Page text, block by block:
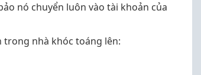
nó chuyển luôn vào tài khoản của
trong nhà khóc toáng lên: